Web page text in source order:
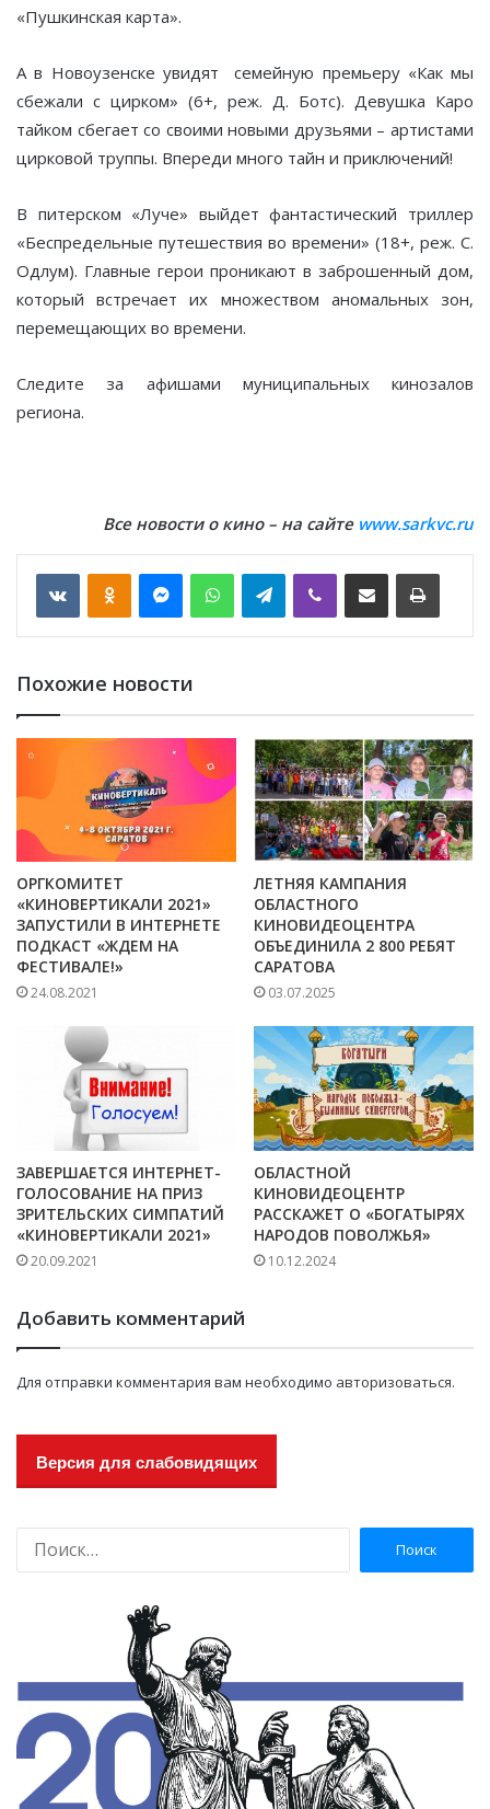
«Пушкинская карта».
А в Новоузенске увидят семейную премьеру «Как мы
сбежали с цирком» (6+, реж. Д. Ботс). Девушка Каро
тайком сбегает со своими новыми друзьями – артистами
цирковой труппы. Впереди много тайн и приключений!
В питерском «Луче» выйдет фантастический триллер
«Беспредельные путешествия во времени» (18+, реж. С.
Одлум). Главные герои проникают в заброшенный дом,
который встречает их множеством аномальных зон,
перемещающих во времени.
Следите за афишами муниципальных кинозалов
региона.
Все новости о кино – на сайте www.sarkvc.ru
VKontakte WhatsApp Telegram
Похожие новости
ОРГКОМИТЕТ
«КИНОВЕРТИКАЛИ 2021»
ЗАПУСТИЛИ В ИНТЕРНЕТЕ
ПОДКАСТ «ЖДЕМ НА
ФЕСТИВАЛЕ!»
24.08.2021
ЛЕТНЯЯ КАМПАНИЯ
ОБЛАСТНОГО
КИНОВИДЕОЦЕНТРА
ОБЪЕДИНИЛА 2 800 РЕБЯТ
САРАТОВА
03.07.2025
ЗАВЕРШАЕТСЯ ИНТЕРНЕТ-
ГОЛОСОВАНИЕ НА ПРИЗ
ЗРИТЕЛЬСКИХ СИМПАТИЙ
«КИНОВЕРТИКАЛИ 2021»
20.09.2021
ОБЛАСТНОЙ
КИНОВИДЕОЦЕНТР
РАССКАЖЕТ О «БОГАТЫРЯХ
НАРОДОВ ПОВОЛЖЬЯ»
10.12.2024
Добавить комментарий
Для отправки комментария вам необходимо авторизоваться.
Версия для слабовидящих